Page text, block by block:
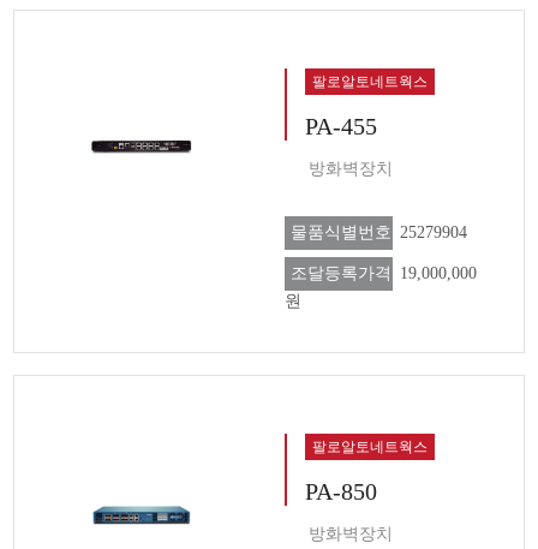
팔로알토네트웍스
PA-455
방화벽장치
물품식별번호 25279904
조달등록가격
19,000,000
원
팔로알토네트웍스
PA-850
방화벽장치